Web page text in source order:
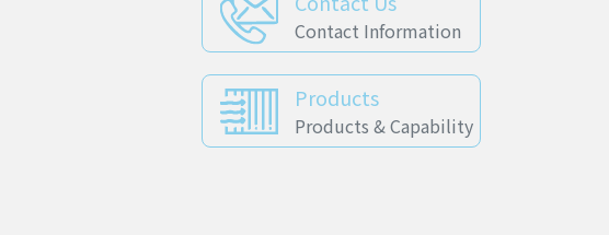
Contact Information
Products
Products & Capability